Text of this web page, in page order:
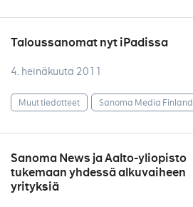
Taloussanomat nyt iPadissa
4. heinäkuuta 2011
Muut tiedotteet Sanoma Media Finland
Sanoma News ja Aalto-yliopisto
tukemaan yhdessä alkuvaiheen
yrityksiä